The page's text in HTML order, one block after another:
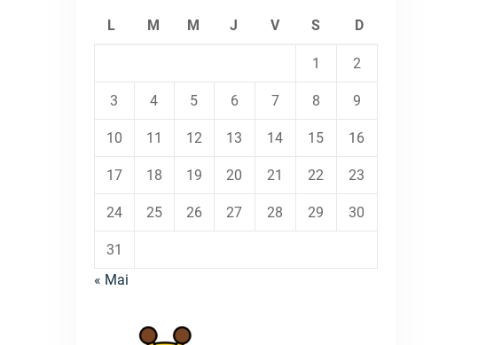
L M M J V S D
1 2
3 4 5 6 7 8 9
10 11 12 13 14 15 16
17 18 19 20 21 22 23
24 25 26 27 28 29 30
31
« Mai